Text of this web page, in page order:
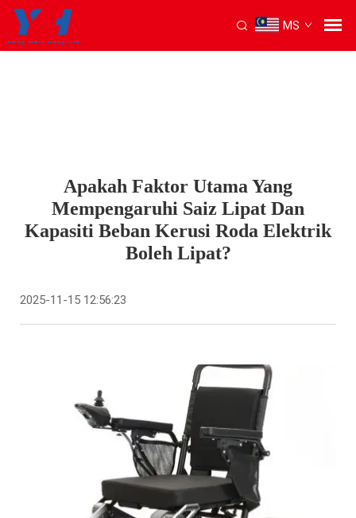
MS
Apakah Faktor Utama Yang
Mempengaruhi Saiz Lipat Dan
Kapasiti Beban Kerusi Roda Elektrik
Boleh Lipat?
2025-11-15 12:56:23